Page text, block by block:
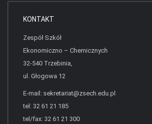
KONTAKT
Zespół Szkół
Ekonomiczno – Chemicznych
32-540 Trzebinia,
ul. Głogowa 12
E-mail: sekretariat@zsech.edu.pl
tel: 32 61 21 185
tel/fax: 32 61 21 300